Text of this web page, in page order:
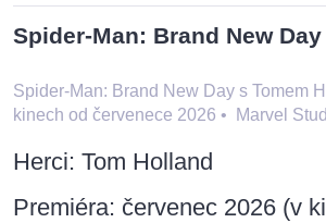
Spider-Man: Brand New Day
Spider-Man: Brand New Day s Tomem
kinech od červenece 2026 • Marvel
Herci: Tom Holland
Premiéra: červenec 2026 (v